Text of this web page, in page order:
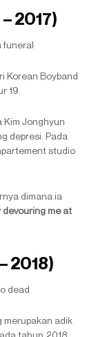
2017)
Korean Boyband
19.
Kim Jonghyun
depresi. Pada
studio
dimana ia
me at
2018)
merupakan adik